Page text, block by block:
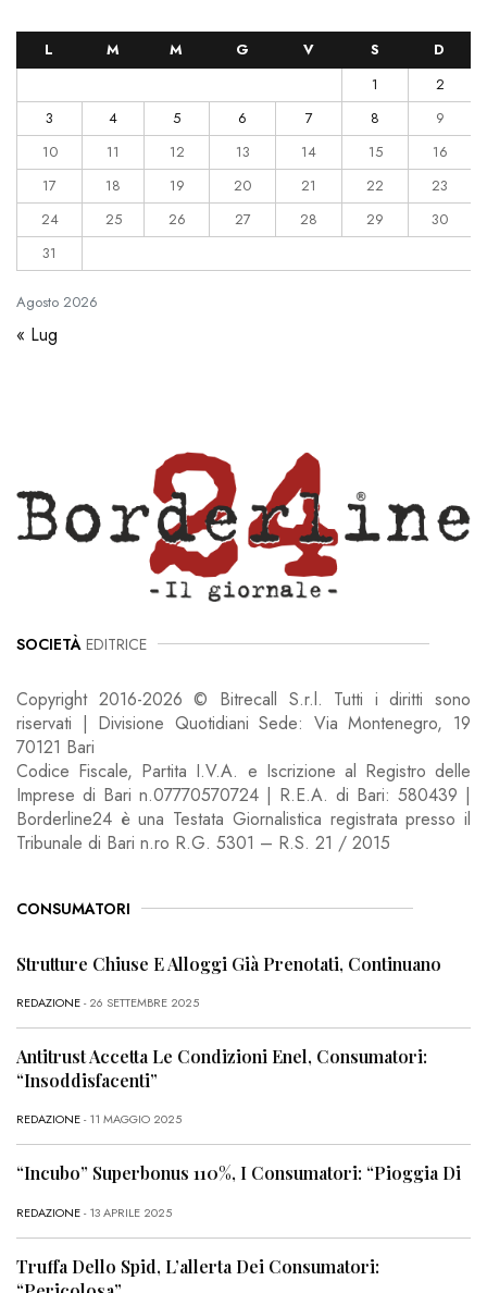
Agosto 2026
L M M G V S
D
1
2
3
4 5 6 7 8
9
10
11 12 13 14 15
16
17
18 19 20 21 22
23
24
25 26 27 28 29
30
31
« Lug
SOCIETÀ EDITRICE
Copyright 2016-2026 © Bitrecall S.r.l. Tutti i diritti sono
riservati | Divisione Quotidiani Sede: Via Montenegro, 19
70121 Bari
Codice Fiscale, Partita I.V.A. e Iscrizione al Registro delle
Imprese di Bari n.07770570724 | R.E.A. di Bari: 580439 |
Borderline24 è una Testata Giornalistica registrata presso il
Tribunale di Bari n.ro R.G. 5301 – R.S. 21 / 2015
CONSUMATORI
Strutture Chiuse E Alloggi Già Prenotati, Continuano
REDAZIONE- 26 SETTEMBRE 2025
Antitrust Accetta Le Condizioni Enel, Consumatori:
“Insoddisfacenti”
REDAZIONE- 11 MAGGIO 2025
“Incubo” Superbonus 110%, I Consumatori: “Pioggia Di
REDAZIONE- 13 APRILE 2025
Truffa Dello Spid, L’allerta Dei Consumatori: